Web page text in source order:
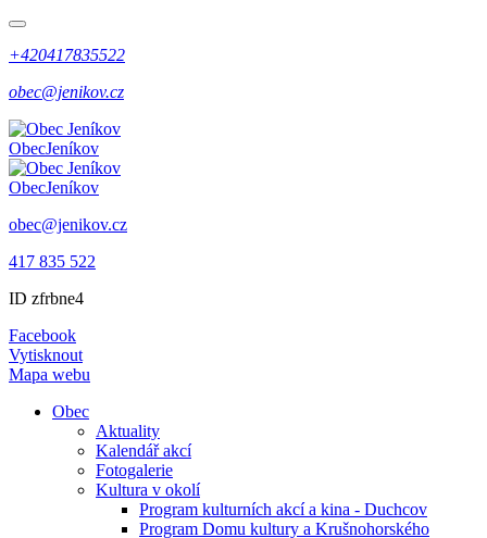
+420417835522
obec@jenikov.cz
ObecJeníkov
ObecJeníkov
obec@jenikov.cz
417 835 522
ID zfrbne4
Facebook
Vytisknout
Mapa webu
Obec
Aktuality
Kalendář akcí
Fotogalerie
Kultura v okolí
Program kulturních akcí a kina - Duchcov
Program Domu kultury a Krušnohorského